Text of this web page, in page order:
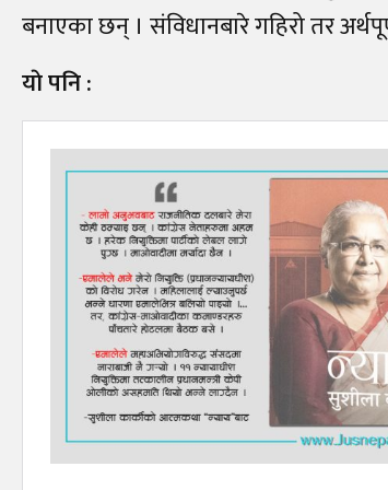
बनाएका छन् । संविधानबारे गहिरो तर
याे पनि :